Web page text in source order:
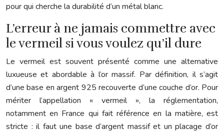
pour qui cherche la durabilité d’un métal blanc.
L’erreur à ne jamais commettre avec
le vermeil si vous voulez qu’il dure
Le vermeil est souvent présenté comme une alternative
luxueuse et abordable à l’or massif. Par définition, il s’agit
d’une base en argent 925 recouverte d’une couche d’or. Pour
mériter l’appellation « vermeil », la réglementation,
notamment en France qui fait référence en la matière, est
stricte : il faut une base d’argent massif et un placage d’or